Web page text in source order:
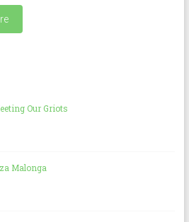
Our Griots
Malonga